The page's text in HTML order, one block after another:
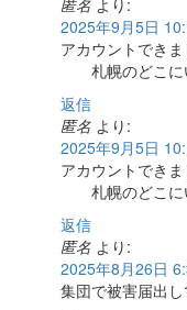
2025年9月5日
アカウントでき
札幌のどこに
返信
匿名 より:
2025年9月5日
アカウントでき
札幌のどこに
返信
匿名 より:
2025年8月26日
集団で被害届出